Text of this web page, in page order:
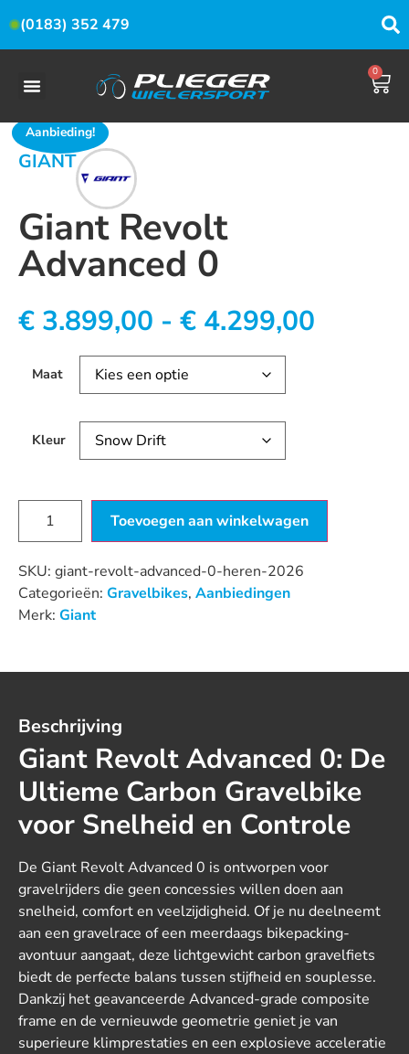
(0183) 352 479
0
Aanbieding!
GIANT
Giant Revolt
Advanced 0
€ 3.899,00 - € 4.299,00
Maat
Kleur
Toevoegen aan winkelwagen
SKU: giant-revolt-advanced-0-heren-2026
Categorieën: Gravelbikes, Aanbiedingen
Merk: Giant
Beschrijving
Giant Revolt Advanced 0: De
Ultieme Carbon Gravelbike
voor Snelheid en Controle
De Giant Revolt Advanced 0 is ontworpen voor
gravelrijders die geen concessies willen doen aan
snelheid, comfort en veelzijdigheid. Of je nu deelneemt
aan een gravelrace of een meerdaags bikepacking-
avontuur aangaat, deze lichtgewicht carbon gravelfiets
biedt de perfecte balans tussen stijfheid en souplesse.
Dankzij het geavanceerde Advanced-grade composite
frame en de vernieuwde geometrie geniet je van
superieure klimprestaties en een explosieve acceleratie